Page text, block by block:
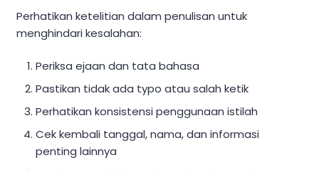
Perhatikan ketelitian dalam penulisan untuk
menghindari kesalahan:
Periksa ejaan dan tata bahasa
Pastikan tidak ada typo atau salah ketik
Perhatikan konsistensi penggunaan istilah
Cek kembali tanggal, nama, dan informasi
penting lainnya